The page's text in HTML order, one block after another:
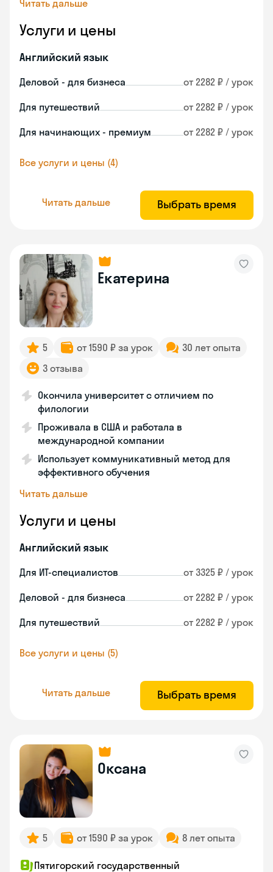
Читать дальше
Услуги и цены
Английский язык
Деловой - для бизнеса от 2282 ₽ / урок
Для путешествий от 2282 ₽ / урок
Для начинающих - премиум от 2282 ₽ / урок
Все услуги и цены (4)
Читать дальше Выбрать время
Екатерина
5 от 1590 ₽ за урок
30 лет опыта
3 отзыва
Окончила университет с отличием по
филологии
Проживала в США и работала в
международной компании
Использует коммуникативный метод для
эффективного обучения
Читать дальше
Услуги и цены
Английский язык
Для ИТ-специалистов от 3325 ₽ / урок
Деловой - для бизнеса от 2282 ₽ / урок
Для путешествий от 2282 ₽ / урок
Все услуги и цены (5)
Читать дальше Выбрать время
Оксана
5 от 1590 ₽ за урок 8 лет опыта
Пятигорский государственный